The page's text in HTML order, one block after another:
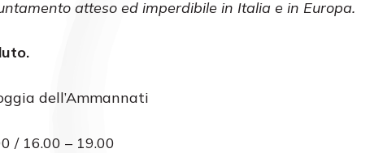
atteso ed imperdibile in Italia e in Europa.
dell’Ammannati
/ 16.00 – 19.00